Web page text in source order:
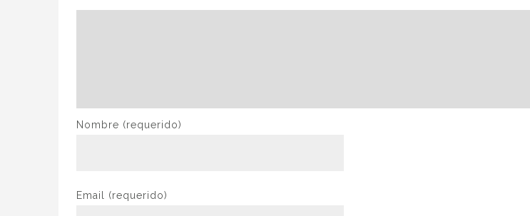
Nombre (requerido)
Email (requerido)